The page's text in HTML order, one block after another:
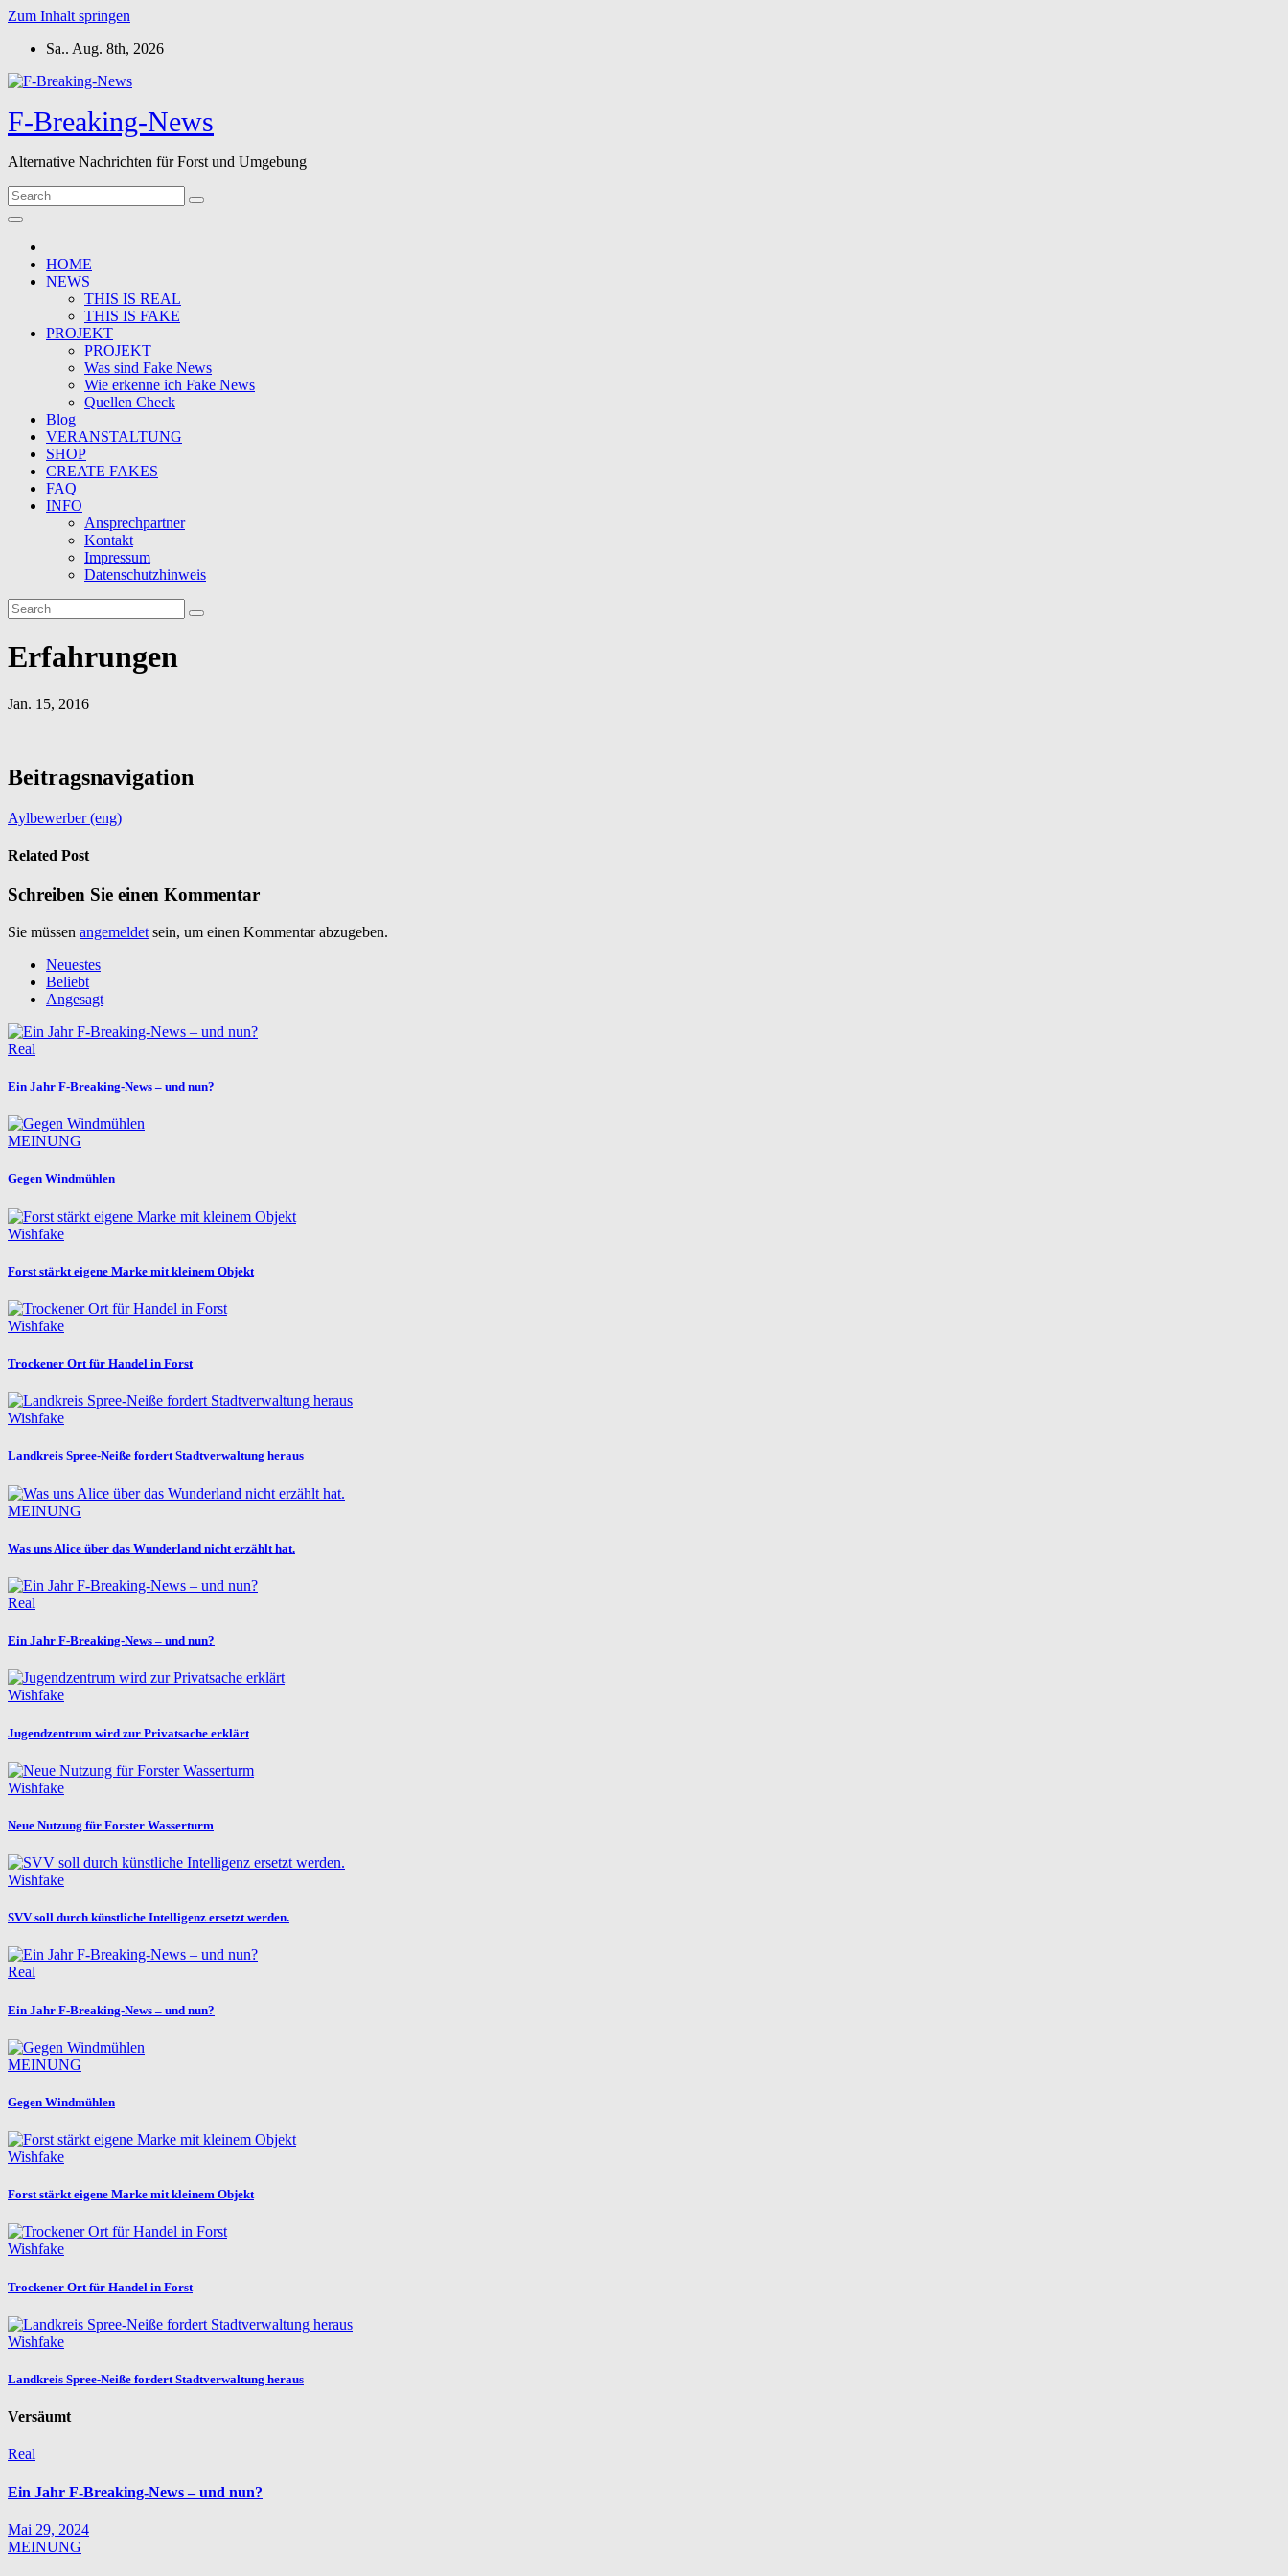
Zum Inhalt springen
Sa.. Aug. 8th, 2026
F-Breaking-News
Alternative Nachrichten für Forst und Umgebung
HOME
NEWS
THIS IS REAL
THIS IS FAKE
PROJEKT
PROJEKT
Was sind Fake News
Wie erkenne ich Fake News
Quellen Check
Blog
VERANSTALTUNG
SHOP
CREATE FAKES
FAQ
INFO
Ansprechpartner
Kontakt
Impressum
Datenschutzhinweis
Erfahrungen
Jan. 15, 2016
Beitragsnavigation
Aylbewerber (eng)
Related Post
Schreiben Sie einen Kommentar
Sie müssen angemeldet sein, um einen Kommentar abzugeben.
Neuestes
Beliebt
Angesagt
Real
Ein Jahr F-Breaking-News – und nun?
MEINUNG
Gegen Windmühlen
Wishfake
Forst stärkt eigene Marke mit kleinem Objekt
Wishfake
Trockener Ort für Handel in Forst
Wishfake
Landkreis Spree-Neiße fordert Stadtverwaltung heraus
MEINUNG
Was uns Alice über das Wunderland nicht erzählt hat.
Real
Ein Jahr F-Breaking-News – und nun?
Wishfake
Jugendzentrum wird zur Privatsache erklärt
Wishfake
Neue Nutzung für Forster Wasserturm
Wishfake
SVV soll durch künstliche Intelligenz ersetzt werden.
Real
Ein Jahr F-Breaking-News – und nun?
MEINUNG
Gegen Windmühlen
Wishfake
Forst stärkt eigene Marke mit kleinem Objekt
Wishfake
Trockener Ort für Handel in Forst
Wishfake
Landkreis Spree-Neiße fordert Stadtverwaltung heraus
Versäumt
Real
Ein Jahr F-Breaking-News – und nun?
Mai 29, 2024
MEINUNG